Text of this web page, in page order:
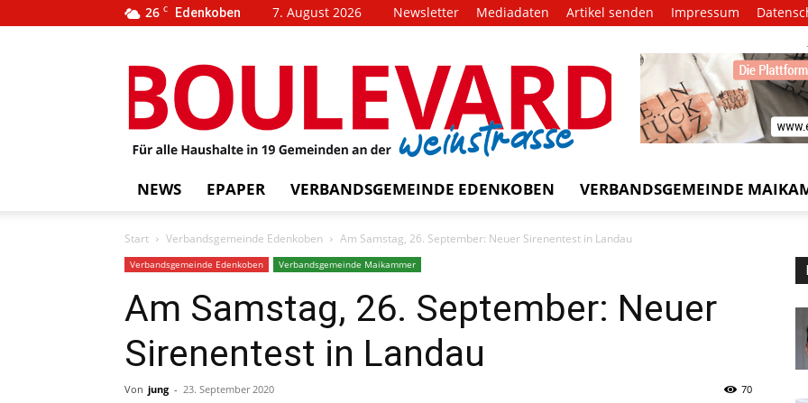
26 C Edenkoben 7. August 2026 Newsletter Mediadaten Artikel senden Impressum
BOULEVARD
weinstrasse!
NEWS EPAPER VERBANDSGEMEINDE EDENKOBEN VERBANDSGEMEINDE
Start Verbandsgemeinde Edenkoben Am Samstag, 26. September: Neuer Sirenentest in Landau
Verbandsgemeinde Edenkoben Verbandsgemeinde Maikammer
Am Samstag, 26. September: Neuer
Sirenentest in Landau
Von jung - 23. September 2020 70